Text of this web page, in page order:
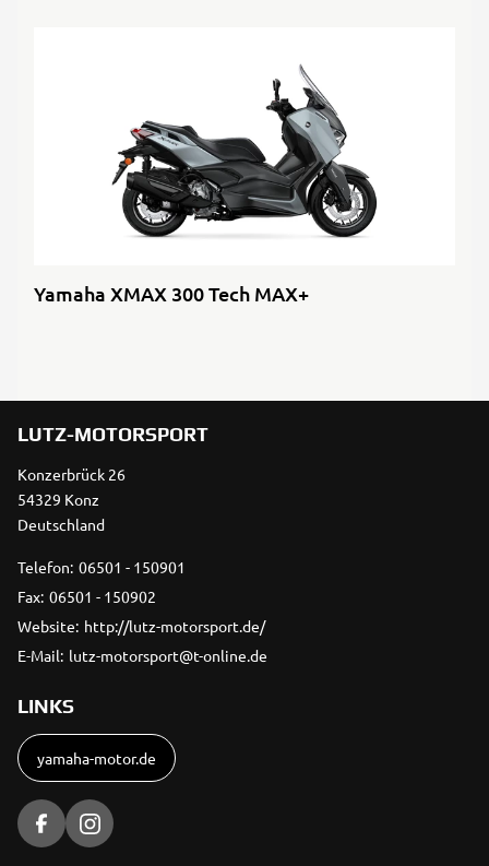
Yamaha XMAX 300 Tech MAX+
LUTZ-MOTORSPORT
Konzerbrück 26
54329 Konz
Deutschland
Telefon: 06501 - 150901
Fax: 06501 - 150902
Website: http://lutz-motorsport.de/
E-Mail: lutz-motorsport@t-online.de
LINKS
yamaha-motor.de